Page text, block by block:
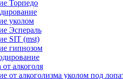
Торпедо
уколом
Эспераль
SIT (mst)
гипнозом
алкоголя
от алкоголизма уколом под